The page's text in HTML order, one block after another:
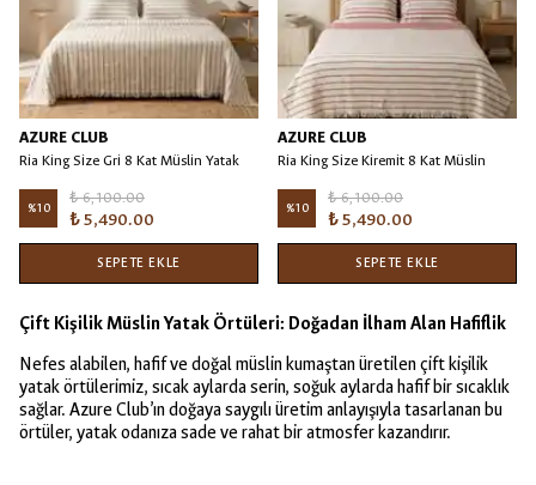
AZURE CLUB
Ria King Size Gri 8 Kat Müslin Yatak
%10
₺ 6,100.00
₺ 5,490.00
SEPETE EKLE
AZURE CLUB
Ria King Size Kiremit 8 Kat Müslin
%10
₺ 6,100.00
₺ 5,490.00
SEPETE EKLE
Çift Kişilik Müslin Yatak Örtüleri: Doğadan İlham Alan Hafiflik
Nefes alabilen, hafif ve doğal müslin kumaştan üretilen çift kişilik
yatak örtülerimiz, sıcak aylarda serin, soğuk aylarda hafif bir sıcaklık
sağlar. Azure Club’ın doğaya saygılı üretim anlayışıyla tasarlanan bu
örtüler, yatak odanıza sade ve rahat bir atmosfer kazandırır.